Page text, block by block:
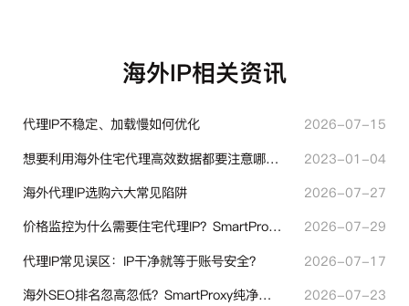
海外IP相关资讯
代理IP不稳定、加载慢如何优化
2026-07-15
想要利用海外住宅代理高效数据都要注意哪些地方？
2023-01-04
海外代理IP选购六大常见陷阱
2026-07-27
价格监控为什么需要住宅代理IP？SmartProxy助力跨境商家实现全球竞品数据采集
2026-07-29
代理IP常见误区：IP干净就等于账号安全？
2026-07-17
海外SEO排名忽高忽低？SmartProxy纯净住宅IP助力站点权重稳定
2026-07-23